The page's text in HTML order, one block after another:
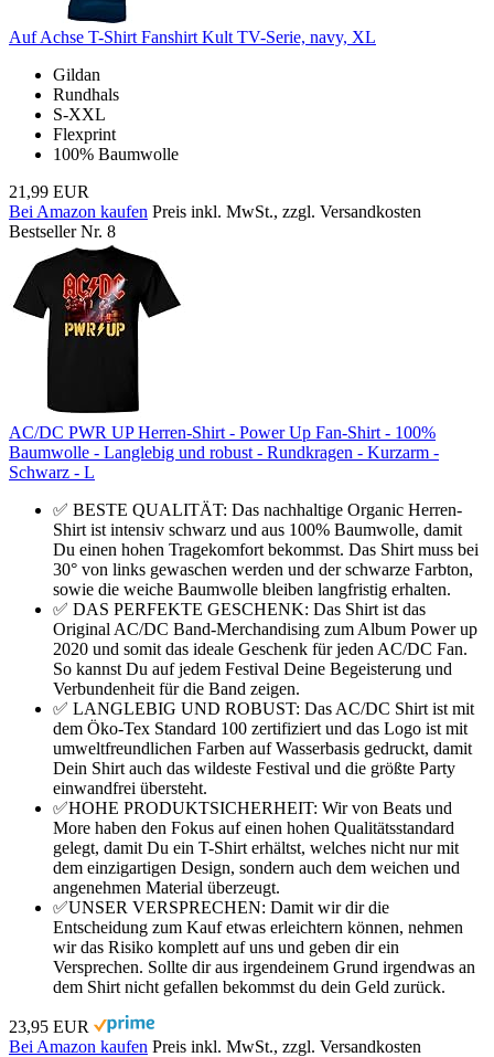
Auf Achse T-Shirt Fanshirt Kult TV-Serie, navy, XL
Gildan
Rundhals
S-XXL
Flexprint
100% Baumwolle
21,99 EUR
Bei Amazon kaufen Preis inkl. MwSt., zzgl. Versandkosten
Bestseller Nr. 8
AC/DC PWR UP Herren-Shirt - Power Up Fan-Shirt - 100%
Baumwolle - Langlebig und robust - Rundkragen - Kurzarm -
Schwarz - L
✅ BESTE QUALITÄT: Das nachhaltige Organic Herren-
Shirt ist intensiv schwarz und aus 100% Baumwolle, damit
Du einen hohen Tragekomfort bekommst. Das Shirt muss bei
30° von links gewaschen werden und der schwarze Farbton,
sowie die weiche Baumwolle bleiben langfristig erhalten.
✅ DAS PERFEKTE GESCHENK: Das Shirt ist das
Original AC/DC Band-Merchandising zum Album Power up
2020 und somit das ideale Geschenk für jeden AC/DC Fan.
So kannst Du auf jedem Festival Deine Begeisterung und
Verbundenheit für die Band zeigen.
✅ LANGLEBIG UND ROBUST: Das AC/DC Shirt ist mit
dem Öko-Tex Standard 100 zertifiziert und das Logo ist mit
umweltfreundlichen Farben auf Wasserbasis gedruckt, damit
Dein Shirt auch das wildeste Festival und die größte Party
einwandfrei übersteht.
✅HOHE PRODUKTSICHERHEIT: Wir von Beats und
More haben den Fokus auf einen hohen Qualitätsstandard
gelegt, damit Du ein T-Shirt erhältst, welches nicht nur mit
dem einzigartigen Design, sondern auch dem weichen und
angenehmen Material überzeugt.
✅UNSER VERSPRECHEN: Damit wir dir die
Entscheidung zum Kauf etwas erleichtern können, nehmen
wir das Risiko komplett auf uns und geben dir ein
Versprechen. Sollte dir aus irgendeinem Grund irgendwas an
dem Shirt nicht gefallen bekommst du dein Geld zurück.
23,95 EUR
Bei Amazon kaufen Preis inkl. MwSt., zzgl. Versandkosten